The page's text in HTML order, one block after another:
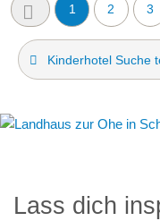
1 2 3
Kinderhotel Suche
Lass dich